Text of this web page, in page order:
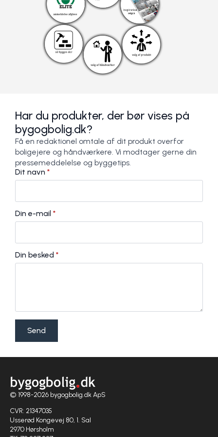
Har du produkter, der bør vises på
bygogbolig.dk?
Få en redaktionel omtale af dit produkt overfor
boligejere og håndværkere. Vi modtager gerne din
pressemeddelelse og byggetips.
Dit navn *
Din e-mail *
Din besked *
Send
© 1998-2026 bygogbolig.dk ApS
CVR: 21347035
Usserød Kongevej 80, 1. Sal
2970 Hørsholm